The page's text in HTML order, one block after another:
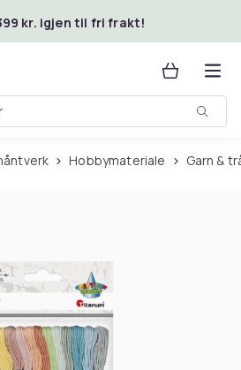
kr. igjen til fri frakt!
Hobbymateriale Garn &